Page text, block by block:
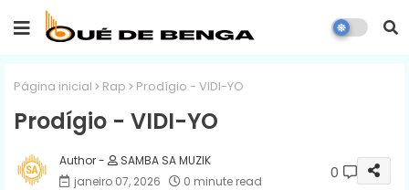
Página inicial Rap Prodígio - VIDI-YO
Prodígio - VIDI-YO
SAMBA SA MUZIK
janeiro 07, 2026
0 minute read 0